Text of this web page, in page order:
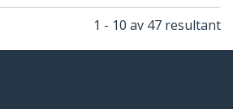
1 - 10 av 47 resultant